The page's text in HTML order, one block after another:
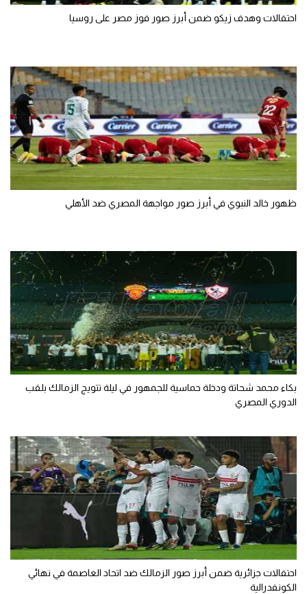
احتفالات وهدف زيكو ضمن أبرز صور فوز مصر على روسيا
ظهور خالد النبوي في أبرز صور مواجهة المصري ضد الأهلي
بكاء محمد شحاتة ودخلة حماسية للجمهور في ليلة تتويج الزمالك بلقب
الدوري المصري
احتفالات جزائرية ضمن أبرز صور الزمالك ضد اتحاد العاصمة في نهائي
الكونفدرالية